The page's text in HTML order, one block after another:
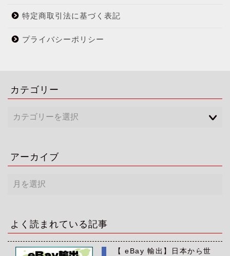
特定商取引法に基づく表記
プライバシーポリシー
カテゴリー
アーカイブ
ー
ブ
よく読まれている記事
【 eBay 輸出】日本から世